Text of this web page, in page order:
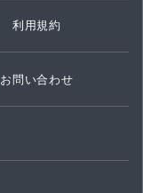
利用規約
お問い合わせ